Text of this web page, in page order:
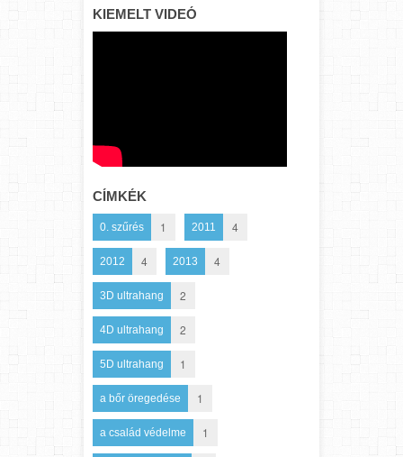
KIEMELT VIDEÓ
CÍMKÉK
0. szűrés 1 2011 4
2012 4 2013 4
3D ultrahang 2
4D ultrahang 2
5D ultrahang 1
a bőr öregedése 1
a család védelme 1